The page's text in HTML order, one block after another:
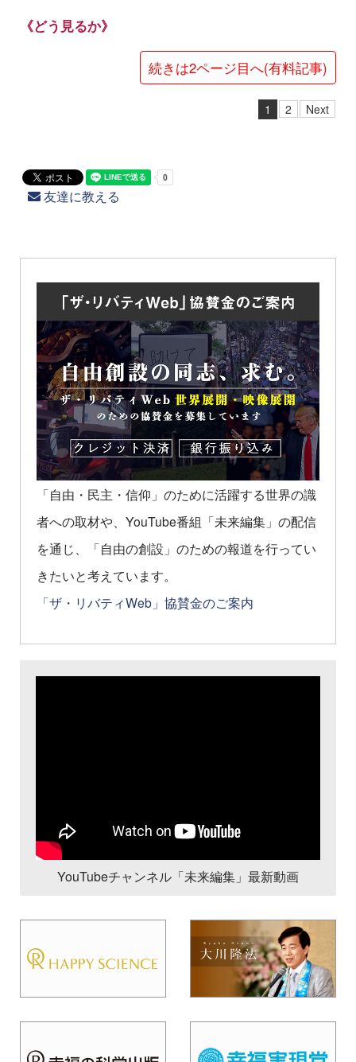
《どう見るか》
続きは2ページ目へ(有料記事)
1 2 Next
友達に教える
「自由・民主・信仰」のために活躍する世界の識
者への取材や、YouTube番組「未来編集」の配信
を通じ、「自由の創設」のための報道を行ってい
きたいと考えています。
「ザ・リバティWeb」協賛金のご案内
YouTubeチャンネル「未来編集」最新動画